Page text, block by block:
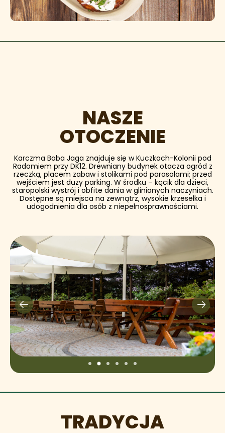
NASZE
OTOCZENIE
Karczma Baba Jaga znajduje się w Kuczkach-Kolonii pod
Radomiem przy DK12. Drewniany budynek otacza ogród z
rzeczką, placem zabaw i stolikami pod parasolami; przed
wejściem jest duży parking. W środku – kącik dla dzieci,
staropolski wystrój i obfite dania w glinianych naczyniach.
Dostępne są miejsca na zewnątrz, wysokie krzesełka i
udogodnienia dla osób z niepełnosprawnościami.
TRADYCJA